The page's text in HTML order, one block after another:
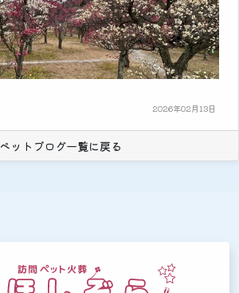
2026年02月13日
ペットブログ一覧に戻る